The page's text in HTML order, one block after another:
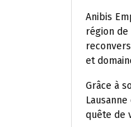
Anibis
région de
et
Grâce à
quête de